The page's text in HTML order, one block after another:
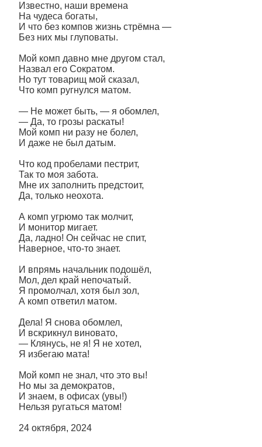
Известно, наши времена
На чудеса богаты,
И что без компов жизнь стрёмна —
Без них мы глуповаты.
Мой комп давно мне другом стал,
Назвал его Сократом.
Но тут товарищ мой сказал,
Что комп ругнулся матом.
— Не может быть, — я обомлел,
— Да, то грозы раскаты!
Мой комп ни разу не болел,
И даже не был датым.
Что код пробелами пестрит,
Так то моя забота.
Мне их заполнить предстоит,
Да, только неохота.
А комп угрюмо так молчит,
И монитор мигает.
Да, ладно! Он сейчас не спит,
Наверное, что-то знает.
И впрямь начальник подошёл,
Мол, дел край непочатый.
Я промолчал, хотя был зол,
А комп ответил матом.
Дела! Я снова обомлел,
И вскрикнул виновато,
— Клянусь, не я! Я не хотел,
Я избегаю мата!
Мой комп не знал, что это вы!
Но мы за демократов,
И знаем, в офисах (увы!)
Нельзя ругаться матом!
24 октября, 2024